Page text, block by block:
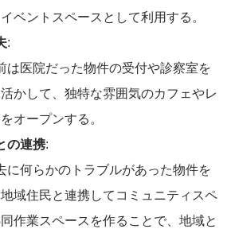
イベントスペースとして利用する。
:
は医院だった物件の受付や診察室を
かして、独特な雰囲気のカフェやレ
オープンする。
の連携:
に何らかのトラブルがあった物件を
域住民と連携してコミュニティスペ
作業スペースを作ることで、地域と